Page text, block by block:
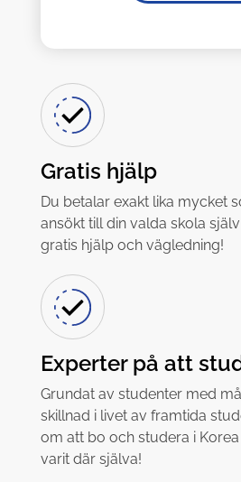
Gratis hjälp
Du betalar exakt lika mycket
ansökt till din valda skola
gratis hjälp och vägledning!
Experter på att
Grundat av studenter med
skillnad i livet av framtida
om att bo och studera i
varit där själva!